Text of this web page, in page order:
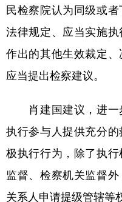
民检察院认为同级或
法律规定、应当实施
作出的其他生效裁定
应当提出检察建议。
肖建国建议，进一
执行参与人提供充分
极执行行为，除了执
监督、检察机关监督
关系人申请提级管辖等